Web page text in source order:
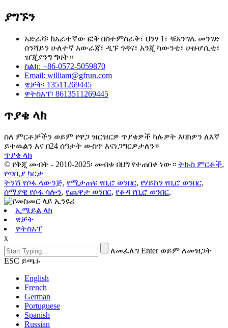
ያግኙን
አድራሻ፡ ከአራተኛው ፎቅ በስተምስራቅ፣ ህንፃ 1፣ ቹአንግሌ መንገድ
ሰንሻይን ሁለተኛ አውራጃ፣ ዲፑ ጎዳና፣ አንጂ ካውንቲ፣ ሁዙሆሲቲ፣
ዠጂያንግ ግዛት።
ስልክ: +86-0572-5059870
Email: william@gfrun.com
ዌቻት፡ 13511269445
ዋትስአፕ፡ 8613511269445
ጥያቄ ላክ
ስለ ምርቶቻችን ወይም የዋጋ ዝርዝርዎ ጥያቄዎች ካሉዎት እባክዎን ለእኛ
ይተዉልን እና በ24 ሰዓታት ውስጥ እናነጋግርዎታለን።
ጥያቄ ላክ
© የቅጂ መብት - 2010-2025፡ መብቱ በህግ የተጠበቀ ነው። ትኩስ ምርቶች,
የጣቢያ ካርታ
ትንሽ የሶፋ ላውንጅ, የሚታጠፍ የቢሮ ወንበር, የሃይከን የቢሮ ወንበር,
ሰማያዊ የሶፋ ሳሎን, የጨዋታ ወንበር, የቆዳ የቢሮ ወንበር,
ኢሜይል ላክ
ዌቻት
ዋትስአፕ
x
ለመፈለግ Enter ወይም ለመዝጋት
ESC ይጫኑ
English
French
German
Portuguese
Spanish
Russian